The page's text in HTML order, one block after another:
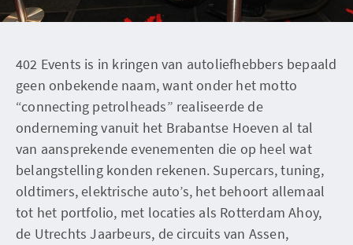
402 Events is in kringen van autoliefhebbers bepaald
geen onbekende naam, want onder het motto
“connecting petrolheads” realiseerde de
onderneming vanuit het Brabantse Hoeven al tal
van aansprekende evenementen die op heel wat
belangstelling konden rekenen. Supercars, tuning,
oldtimers, elektrische auto’s, het behoort allemaal
tot het portfolio, met locaties als Rotterdam Ahoy,
de Utrechts Jaarbeurs, de circuits van Assen,